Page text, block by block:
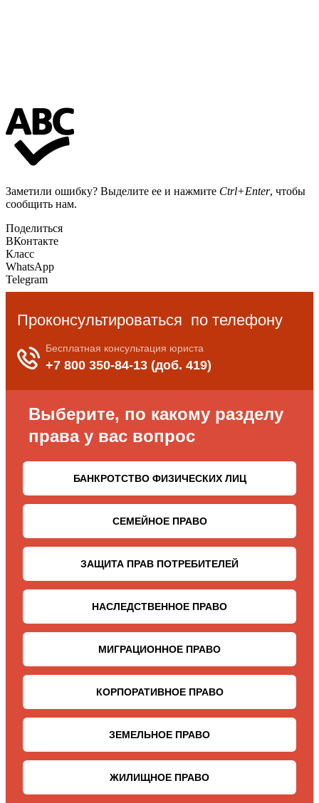
Заметили ошибку? Выделите ее и нажмите Ctrl+Enter, чтобы
сообщить нам.
Поделиться
ВКонтакте
Класс
WhatsApp
Telegram